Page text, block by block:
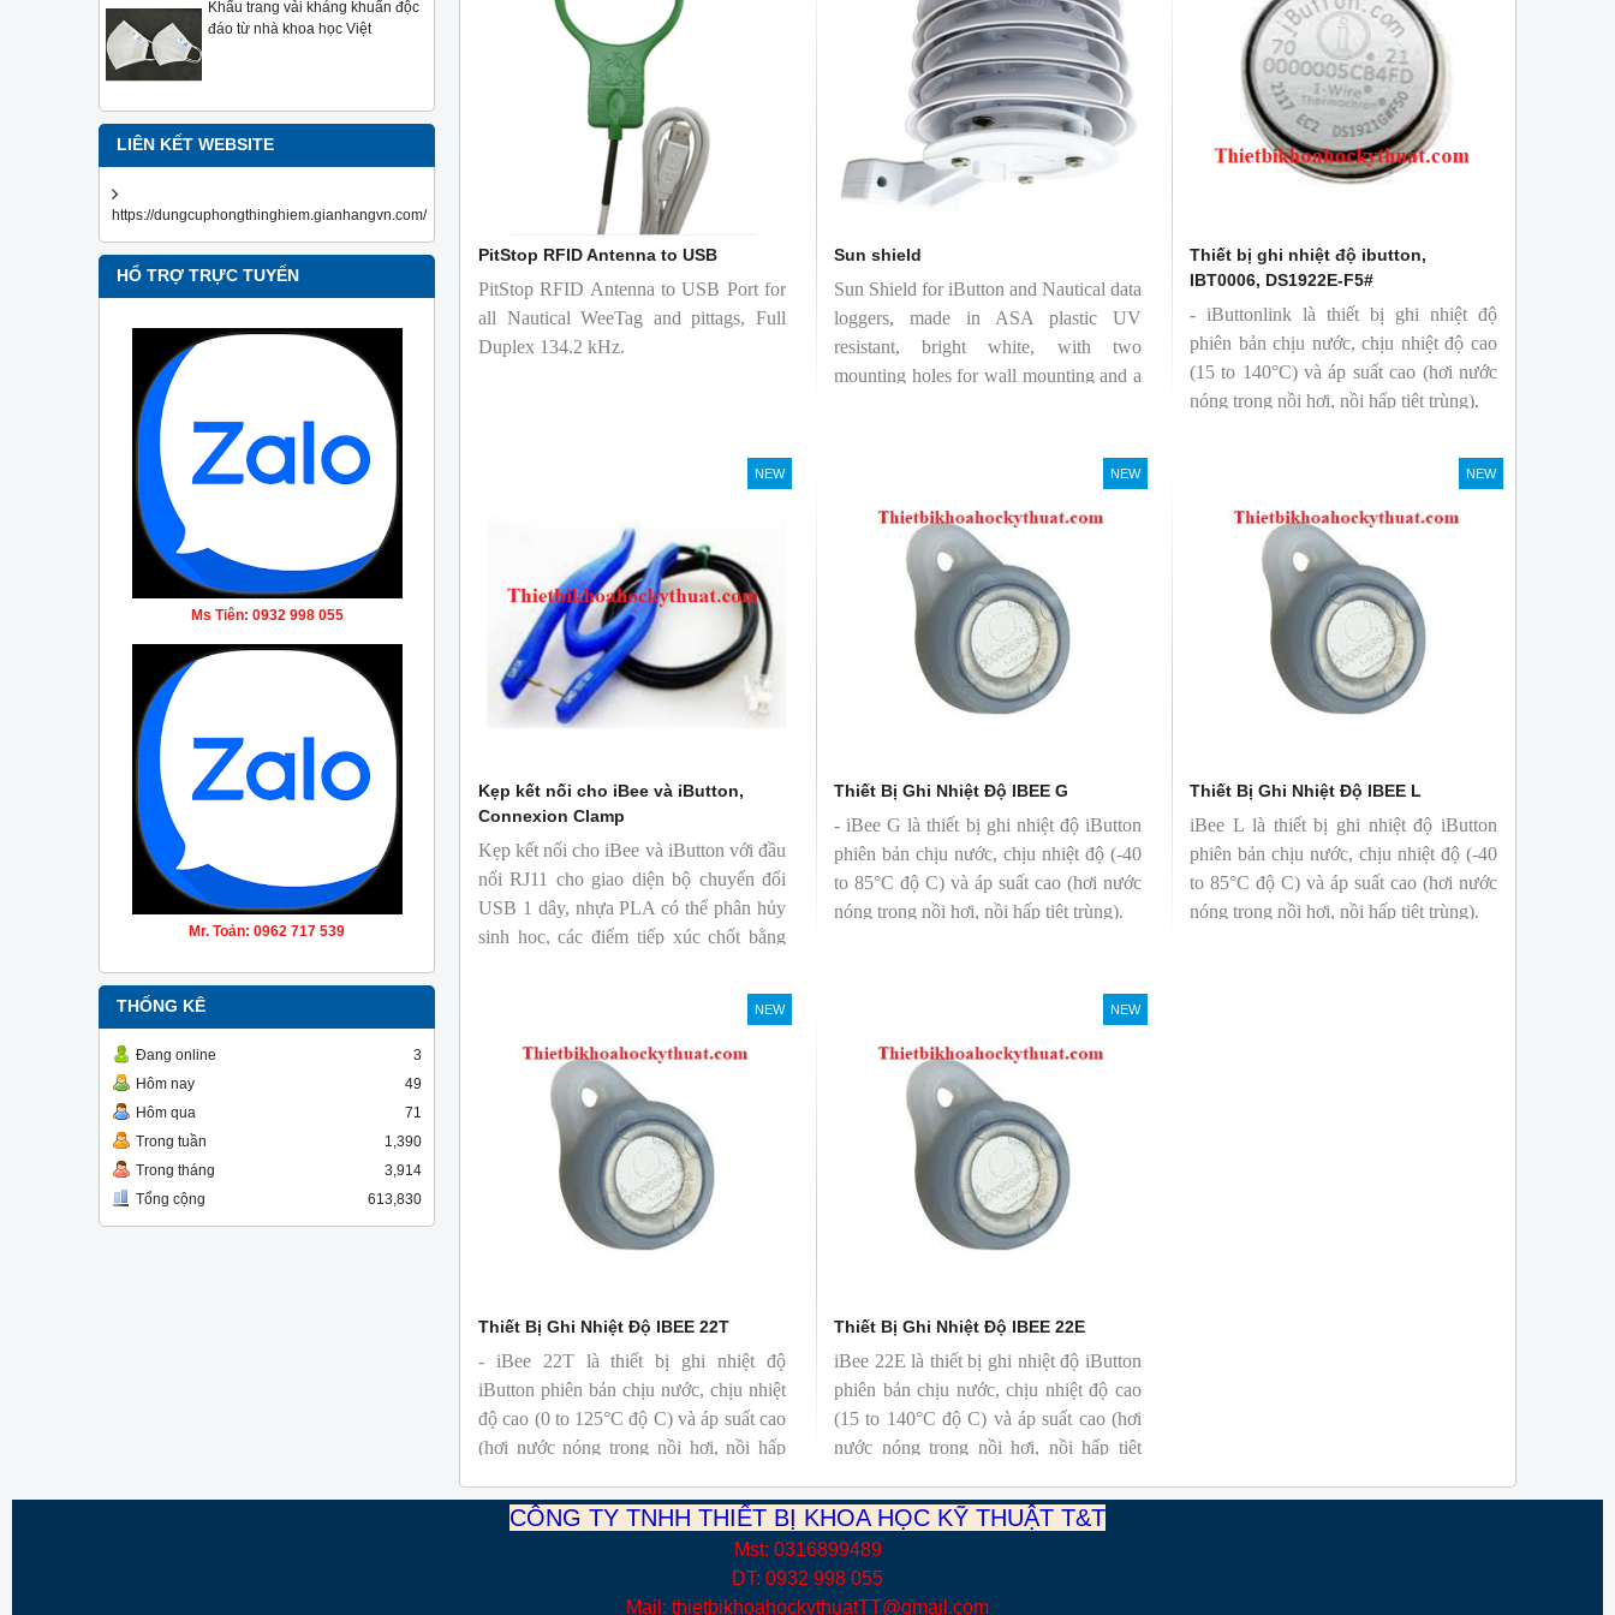
Khẩu trang vải kháng khuẩn độc
đáo từ nhà khoa học Việt
LIÊN KẾT WEBSITE
https://dungcuphongthinghiem.gianhangvn.com/
HỔ TRỢ TRỰC TUYẾN
Ms Tiên: 0932 998 055
Mr. Toản: 0962 717 539
THỐNG KÊ
Đang online
3
Hôm nay
49
Hôm qua
71
Trong tuần
1,390
Trong tháng
3,914
Tổng cộng
613,830
PitStop RFID Antenna to USB
PitStop RFID Antenna to USB Port for
all Nautical WeeTag and pittags, Full
Duplex 134.2 kHz.
Sun shield
Sun Shield for iButton and Nautical data
loggers, made in ASA plastic UV
resistant, bright white, with two
mounting holes for wall mounting and a
Thiết bị ghi nhiệt độ ibutton,
IBT0006, DS1922E-F5#
- iButtonlink là thiết bị ghi nhiệt độ
phiên bản chịu nước, chịu nhiệt độ cao
(15 to 140°C) và áp suất cao (hơi nước
nóng trong nồi hơi, nồi hấp tiệt trùng).
NEW
Kẹp kết nối cho iBee và iButton,
Connexion Clamp
Kẹp kết nối cho iBee và iButton với đầu
nối RJ11 cho giao diện bộ chuyển đổi
USB 1 dây, nhựa PLA có thể phân hủy
sinh học, các điểm tiếp xúc chốt bằng
NEW
Thiết Bị Ghi Nhiệt Độ IBEE G
- iBee G là thiết bị ghi nhiệt độ iButton
phiên bản chịu nước, chịu nhiệt độ (-40
to 85°C độ C) và áp suất cao (hơi nước
nóng trong nồi hơi, nồi hấp tiệt trùng).
NEW
Thiết Bị Ghi Nhiệt Độ IBEE L
iBee L là thiết bị ghi nhiệt độ iButton
phiên bản chịu nước, chịu nhiệt độ (-40
to 85°C độ C) và áp suất cao (hơi nước
nóng trong nồi hơi, nồi hấp tiệt trùng).
NEW
Thiết Bị Ghi Nhiệt Độ IBEE 22T
- iBee 22T là thiết bị ghi nhiệt độ
iButton phiên bản chịu nước, chịu nhiệt
độ cao (0 to 125°C độ C) và áp suất cao
(hơi nước nóng trong nồi hơi, nồi hấp
NEW
Thiết Bị Ghi Nhiệt Độ IBEE 22E
iBee 22E là thiết bị ghi nhiệt độ iButton
phiên bản chịu nước, chịu nhiệt độ cao
(15 to 140°C độ C) và áp suất cao (hơi
nước nóng trong nồi hơi, nồi hấp tiệt
CÔNG TY TNHH THIẾT BỊ KHOA HỌC KỸ THUẬT T&T
Mst: 0316899489
DT: 0932 998 055
Mail: thietbikhoahockythuatTT@gmail.com